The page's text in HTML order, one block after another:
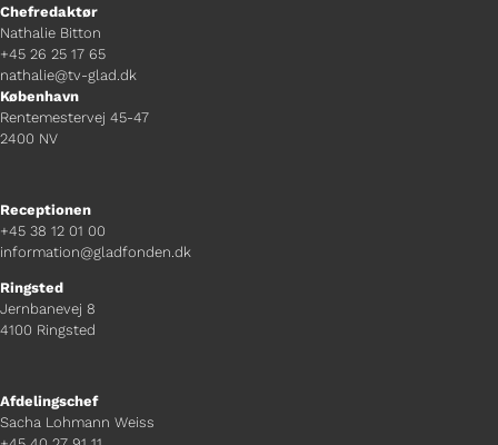
Chefredaktør
Nathalie Bitton
+45 26 25 17 65
nathalie@tv-glad.dk
København
Rentemestervej 45-47
2400 NV
Receptionen
+45 38 12 01 00
information@gladfonden.dk
Ringsted
Jernbanevej 8
4100 Ringsted
Afdelingschef
Sacha Lohmann Weiss